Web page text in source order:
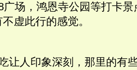
广场，鸿恩寺公园等打卡
虚此行的感觉。
让人印象深刻，那里的有